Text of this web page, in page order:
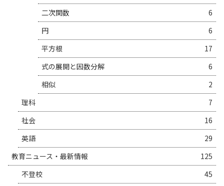
二次関数
6
円
6
平方根
17
式の展開と因数分解
6
相似
2
理科
7
社会
16
英語
29
教育ニュース・最新情報
125
不登校
45